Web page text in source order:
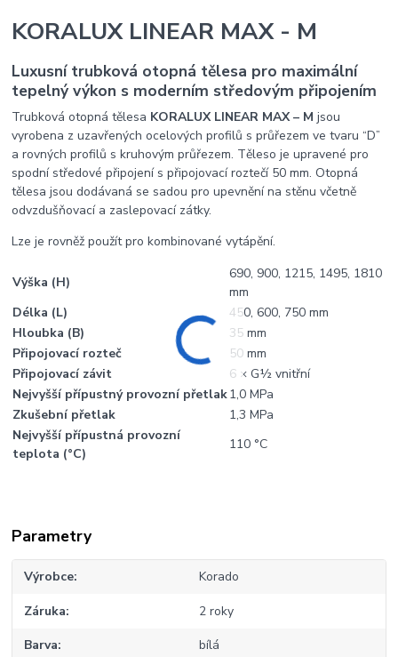
KORALUX LINEAR MAX - M
Luxusní trubková otopná tělesa pro maximální
tepelný výkon s moderním středovým připojením
Trubková otopná tělesa KORALUX LINEAR MAX – M jsou
vyrobena z uzavřených ocelových profilů s průřezem ve tvaru “D”
a rovných profilů s kruhovým průřezem. Těleso je upravené pro
spodní středové připojení s připojovací roztečí 50 mm. Otopná
tělesa jsou dodávaná se sadou pro upevnění na stěnu včetně
odvzdušňovací a zaslepovací zátky.
Lze je rovněž použít pro kombinované vytápění.
Výška (H)
690, 900, 1215, 1495, 1810
mm
Délka (L)
450, 600, 750 mm
Hloubka (B)
35 mm
Připojovací rozteč
50 mm
Připojovací závit
6 × G½ vnitřní
Nejvyšší přípustný provozní přetlak1,0 MPa
Zkušební přetlak
1,3 MPa
Nejvyšší přípustná provozní
teplota (°C)
110 °C
Parametry
Výrobce Korado
Záruka 2 roky
Barva bílá